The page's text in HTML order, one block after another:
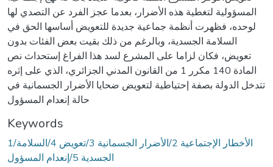
المسؤولية لتغطية هذه الأضرار، بعدما عجز الفرد عن التصدي لها
لوحده، فظهرت أنظمة جماعية جديدة للتعويض أساسها الحق في
السلامة الجسدية، وبالرغم من ذلك بقيت بعض الفئات بدون
تعويض، فكان لزاما على المشرع لسد هذا الفراغ إستحداث نص
المادة 140 مكرر 1 من القانون المدني الجزائري، الذي على إثره
تتدخل الدولة بصفة إحتياطية لتعويض ضحايا الأضرار الجسمانية في
حالة إنعدام المسؤول
Keywords
1/الأخطار الإجتماعية 2/الأضرار الجسمانية 3/تعويض 4/السلامة
الجسدية 5/إنعدام المسؤول